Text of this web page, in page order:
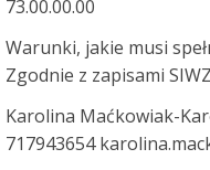
73.00.00.00
Warunki, jakie musi
Zgodnie z zapisami
Karolina Maćkowiak-
717943654